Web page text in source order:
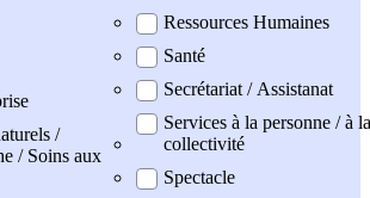
/
/ Soins aux
Ressources Humaines
Santé
Secrétariat / Assistanat
Services à la personne / à la
collectivité
Spectacle